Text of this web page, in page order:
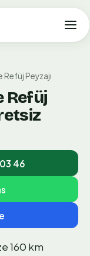
Refüj Peyzajı
Refüj
46
160 km